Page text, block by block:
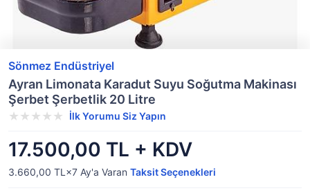
Sönmez Endüstriyel
Ayran Limonata Karadut Suyu Soğutma Makinası
Şerbet Şerbetlik 20 Litre
İlk Yorumu Siz Yapın
17.500,00 TL + KDV
3.660,00 TL×7 Ay'a Varan Taksit Seçenekleri